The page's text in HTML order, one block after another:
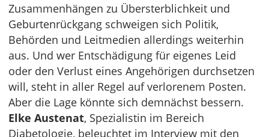
Zusammenhängen zu Übersterblichkeit und
Geburtenrückgang schweigen sich Politik,
Behörden und Leitmedien allerdings weiterhin
aus. Und wer Entschädigung für eigenes Leid
oder den Verlust eines Angehörigen durchsetzen
will, steht in aller Regel auf verlorenem Posten.
Aber die Lage könnte sich demnächst bessern.
Elke Austenat, Spezialistin im Bereich
Diabetologie, beleuchtet im Interview mit den